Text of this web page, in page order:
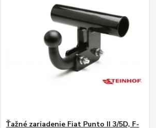
Ťažné zariadenie Fiat Punto II 3/5D, F-